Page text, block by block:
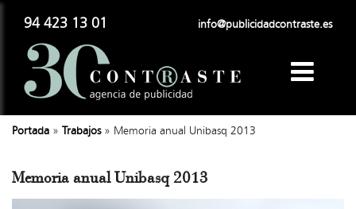
94 423 13 01 info@publicidadcontraste.es
Portada » Trabajos» Memoria anual Unibasq 2013
Memoria anual Unibasq 2013